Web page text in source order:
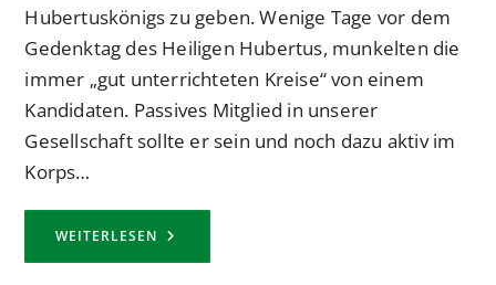
Hubertuskönigs zu geben. Wenige Tage vor dem
Gedenktag des Heiligen Hubertus, munkelten die
immer „gut unterrichteten Kreise“ von einem
Kandidaten. Passives Mitglied in unserer
Gesellschaft sollte er sein und noch dazu aktiv im
Korps…
WEITERLESEN FREDERIK
REYMANN